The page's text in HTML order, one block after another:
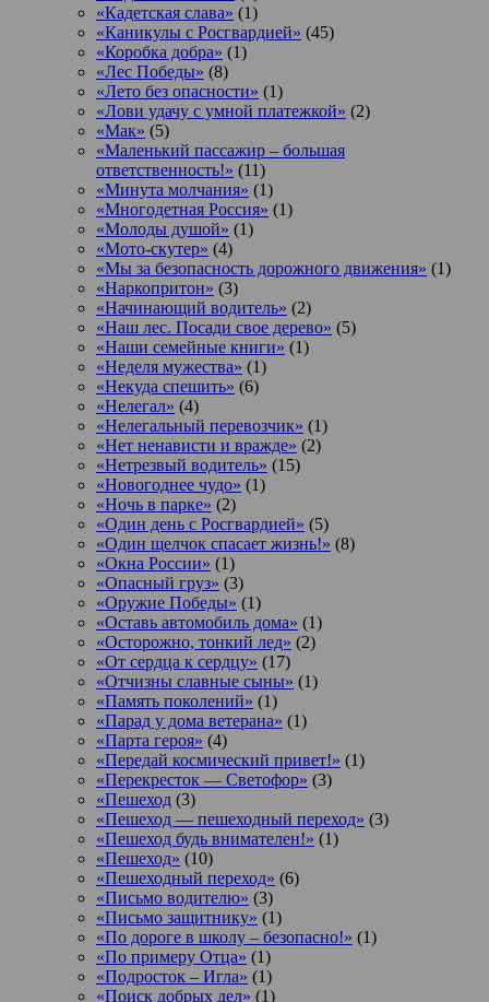
«Кадетская слава» (1)
«Каникулы с Росгвардией» (45)
«Коробка добра» (1)
«Лес Победы» (8)
«Лето без опасности» (1)
«Лови удачу с умной платежкой» (2)
«Мак» (5)
«Маленький пассажир – большая
ответственность!» (11)
«Минута молчания» (1)
«Многодетная Россия» (1)
«Молоды душой» (1)
«Мото-скутер» (4)
«Мы за безопасность дорожного движения» (1)
«Наркопритон» (3)
«Начинающий водитель» (2)
«Наш лес. Посади свое дерево» (5)
«Наши семейные книги» (1)
«Неделя мужества» (1)
«Некуда спешить» (6)
«Нелегал» (4)
«Нелегальный перевозчик» (1)
«Нет ненависти и вражде» (2)
«Нетрезвый водитель» (15)
«Новогоднее чудо» (1)
«Ночь в парке» (2)
«Один день с Росгвардией» (5)
«Один щелчок спасает жизнь!» (8)
«Окна России» (1)
«Опасный груз» (3)
«Оружие Победы» (1)
«Оставь автомобиль дома» (1)
«Осторожно, тонкий лед» (2)
«От сердца к сердцу» (17)
«Отчизны славные сыны» (1)
«Память поколений» (1)
«Парад у дома ветерана» (1)
«Парта героя» (4)
«Передай космический привет!» (1)
«Перекресток — Светофор» (3)
«Пешеход (3)
«Пешеход — пешеходный переход» (3)
«Пешеход будь внимателен!» (1)
«Пешеход» (10)
«Пешеходный переход» (6)
«Письмо водителю» (3)
«Письмо защитнику» (1)
«По дороге в школу – безопасно!» (1)
«По примеру Отца» (1)
«Подросток ‒ Игла» (1)
«Поиск добрых дел» (1)